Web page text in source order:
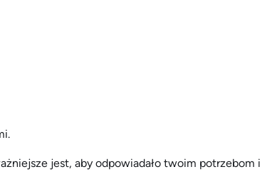
jest, aby odpowiadało twoim potrzebom i